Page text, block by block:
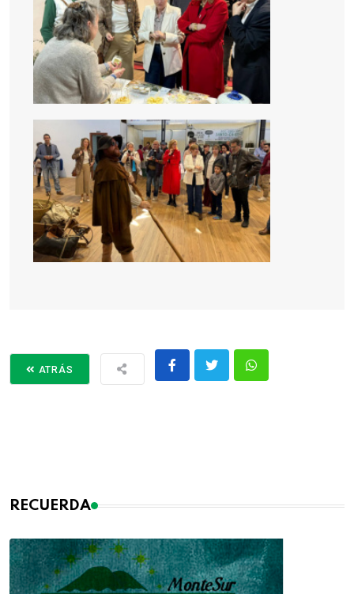
ATRÁS
RECUERDA